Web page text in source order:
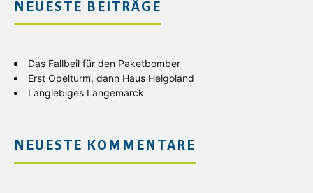
NEUESTE BEITRÄGE
Das Fallbeil für den Paketbomber
Erst Opelturm, dann Haus Helgoland
Langlebiges Langemarck
NEUESTE KOMMENTARE